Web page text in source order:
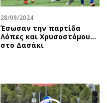
Πρόσωπα
Περιβάλλον
Good Life
Γυναίκα
Συνταγές
28/09/2024
Έσωσαν την παρτίδα
Λόπες και Χρυσοστόμου…
στο Δασάκι